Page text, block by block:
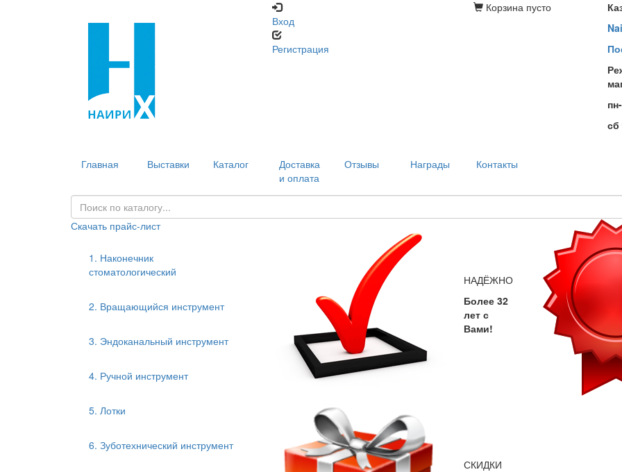
Вход
Регистрация
Корзина пусто
сб
Главная Выставки Каталог
Доставка
и оплата
Отзывы Награды Контакты
Скачать прайс-лист
1. Наконечник
стоматологический
2. Вращающийся инструмент
3. Эндоканальный инструмент
4. Ручной инструмент
5. Лотки
6. Зуботехнический инструмент
НАДЁЖНО
Более 32
лет с
Вами!
СКИДКИ